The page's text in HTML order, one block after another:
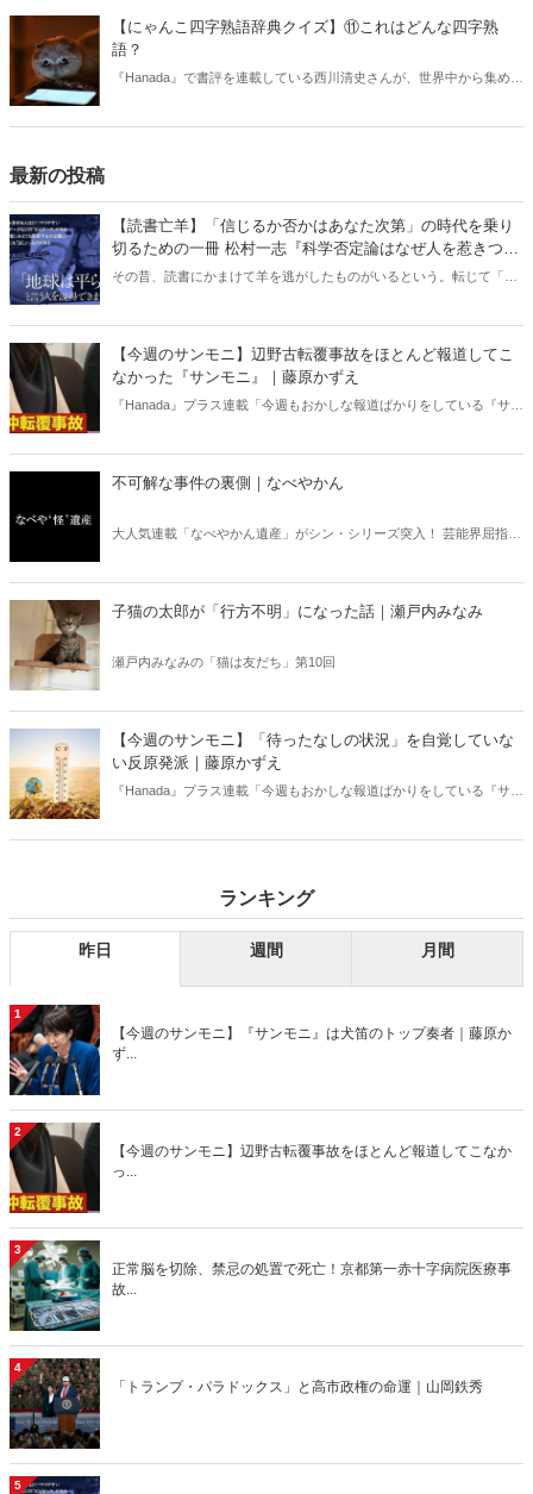
の写真はどんな四字熟語を現した一枚でしょうか？
【にゃんこ四字熟語辞典クイズ】⑪これはどんな四字熟
語？
『Hanada』で書評を連載している西川清史さんが、世界中から集めた
最新の投稿
【読書亡羊】「信じるか否かはあなた次第」の時代を乗り
切るための一冊 松村一志『科学否定論はなぜ人を惹きつけ
るのか』（ちくま新書）｜梶原麻衣子
その昔、読書にかまけて羊を逃がしたものがいるという。転じて「読
ある。元月刊『Hanada』編集部員のライター・梶原がお送りする時事
書評！
【今週のサンモニ】辺野古転覆事故をほとんど報道してこ
なかった『サンモニ』｜藤原かずえ
『Hanada』プラス連載「今週もおかしな報道ばかりをしている『サン
不可解な事件の裏側｜なべやかん
大人気連載「なべやかん遺産」がシン・シリーズ突入！ 芸能界屈指の
信じるか信じないかは、あなた次第！ 芸能ニュース
子猫の太郎が「行方不明」になった話｜瀬戸内みなみ
瀬戸内みなみの「猫は友だち」第10回
【今週のサンモニ】「待ったなしの状況」を自覚していな
い反原発派｜藤原かずえ
『Hanada』プラス連載「今週もおかしな報道ばかりをしている『サン
ランキング
昨日 週間 月間
1
【今週のサンモニ】『サンモニ』は犬笛のトップ奏者｜藤原か
ず...
2
【今週のサンモニ】辺野古転覆事故をほとんど報道してこなか
っ...
3
正常脳を切除、禁忌の処置で死亡！京都第一赤十字病院医療事
故...
4
「トランプ・パラドックス」と高市政権の命運｜山岡鉄秀
5